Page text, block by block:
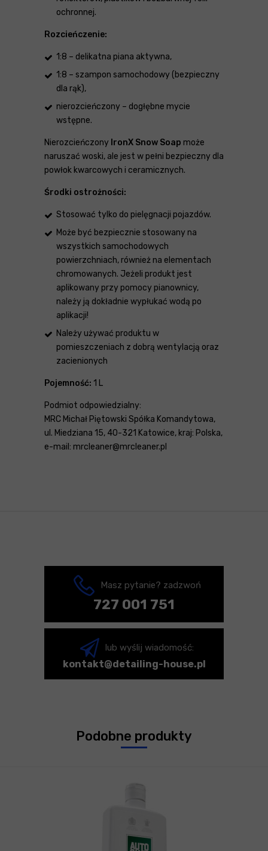
ochronnej.
Rozcieńczenie:
1:8 – delikatna piana aktywna,
1:8 – szampon samochodowy (bezpieczny
dla rąk),
nierozcieńczony – dogłębne mycie
wstępne.
Nierozcieńczony IronX Snow Soap może
naruszać woski, ale jest w pełni bezpieczny dla
powłok kwarcowych i ceramicznych.
Środki ostrożności:
Stosować tylko do pielęgnacji pojazdów.
Może być bezpiecznie stosowany na
wszystkich samochodowych
powierzchniach, również na elementach
chromowanych. Jeżeli produkt jest
aplikowany przy pomocy pianownicy,
należy ją dokładnie wypłukać wodą po
aplikacji!
Należy używać produktu w
pomieszczeniach z dobrą wentylacją oraz
zacienionych
Pojemność: 1 L
Podmiot odpowiedzialny:
MRC Michał Piętowski Spółka Komandytowa,
ul. Miedziana 15, 40-321 Katowice, kraj: Polska,
e-mail: mrcleaner@mrcleaner.pl
Masz pytanie? zadzwoń
727 001 751
lub wyślij wiadomość:
kontakt@detailing-house.pl
Podobne produkty